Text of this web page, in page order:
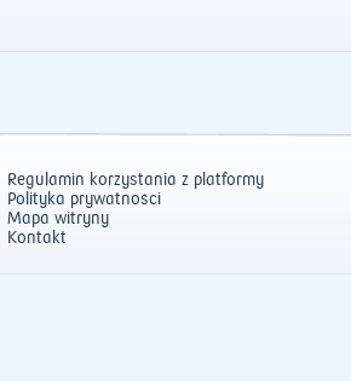
Regulamin korzystania z platformy
Polityka prywatności
Mapa witryny
Kontakt